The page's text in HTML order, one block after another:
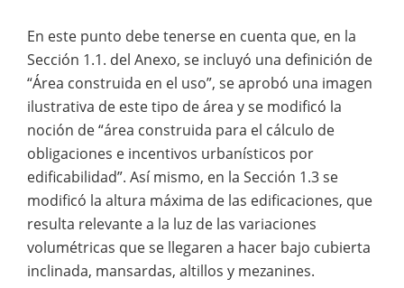
En este punto debe tenerse en cuenta que, en la
Sección 1.1. del Anexo, se incluyó una definición de
“Área construida en el uso”, se aprobó una imagen
ilustrativa de este tipo de área y se modificó la
noción de “área construida para el cálculo de
obligaciones e incentivos urbanísticos por
edificabilidad”. Así mismo, en la Sección 1.3 se
modificó la altura máxima de las edificaciones, que
resulta relevante a la luz de las variaciones
volumétricas que se llegaren a hacer bajo cubierta
inclinada, mansardas, altillos y mezanines.